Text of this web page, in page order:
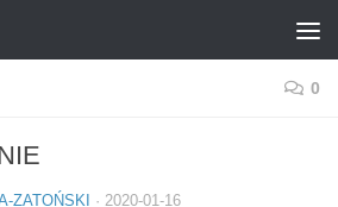
0
ZATOŃSKI · 2020-01-16